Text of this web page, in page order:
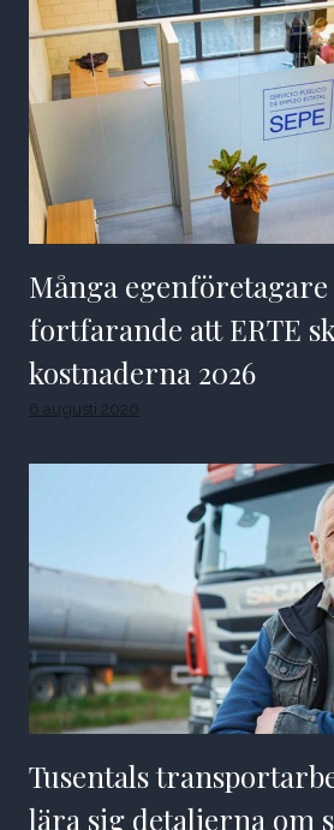
Många
fortfarande att ERTE
kostnaderna 2026
6 augusti 2026
Tusentals
lära sig detaljerna om